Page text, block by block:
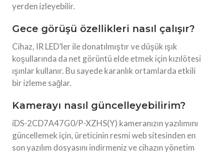
yerden izleyebilir.
Gece görüşü özellikleri nasıl çalışır?
Cihaz, IR LED’ler ile donatılmıştır ve düşük ışık
koşullarında da net görüntü elde etmek için kızılötesi
ışınlar kullanır. Bu sayede karanlık ortamlarda etkili
bir izleme sağlar.
Kamerayı nasıl güncelleyebilirim?
iDS-2CD7A47G0/P-XZHS(Y) kameranızın yazılımını
güncellemek için, üreticinin resmi web sitesinden en
son yazılım dosyasını indirmeniz ve cihazın yönetim